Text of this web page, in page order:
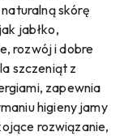
skórę
jabłko,
rozwój i dobre
szczeniąt z
zapewnia
higieny jamy
rozwiązanie,